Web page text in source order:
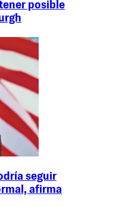
posible
seguir
afirma